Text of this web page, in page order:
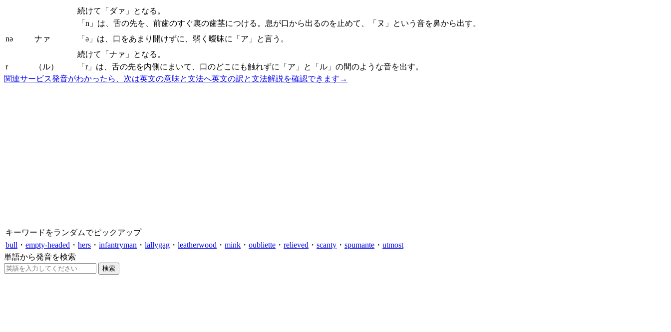
続けて「ダァ」となる。
nə ナァ
「n」は、舌の先を、前歯のすぐ裏の歯茎につける。息が口から出るのを止めて、「ヌ」という音を鼻から出す。
「ə」は、口をあまり開けずに、弱く曖昧に「ア」と言う。
続けて「ナァ」となる。
r
（ル）
「r」は、舌の先を内側にまいて、口のどこにも触れずに「ア」と「ル」の間のような音を出す。
関連サービス発音がわかったら、次は英文の意味と文法へ英文の訳と文法解説を確認できます →
キーワードをランダムでピックアップ
bull ・ empty-headed ・ hers ・ infantryman ・ lallygag ・ leatherwood ・ mink ・ oubliette ・ relieved ・ scanty ・ spumante ・ utmost
単語から発音を検索